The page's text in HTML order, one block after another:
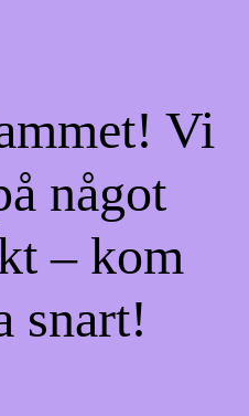
Vi
något
– kom
snart!